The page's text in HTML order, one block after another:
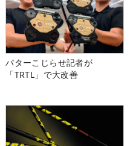
パターこじらせ記者が
「TRTL」で大改善